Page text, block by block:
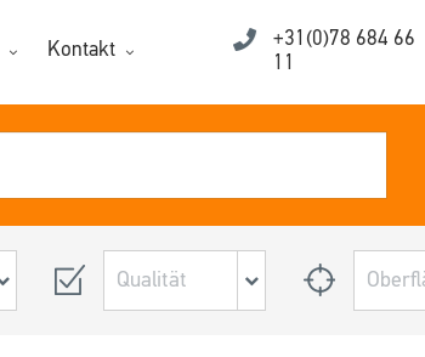
Kontakt
+31(0)78 684 66
11